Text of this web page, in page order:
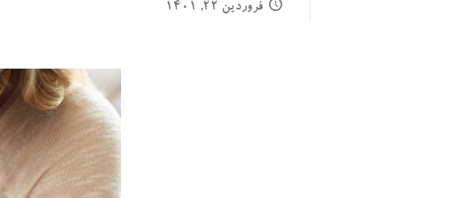
فروردین ۲۲, ۱۴۰۱